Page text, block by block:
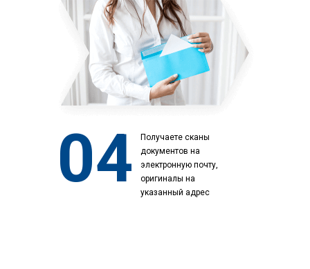
04
Получаете сканы
документов на
электронную почту,
оригиналы на
указанный адрес